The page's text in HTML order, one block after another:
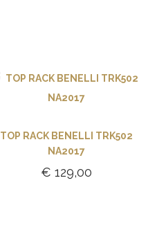
TOP RACK BENELLI TRK502
NA2017
€ 129,00